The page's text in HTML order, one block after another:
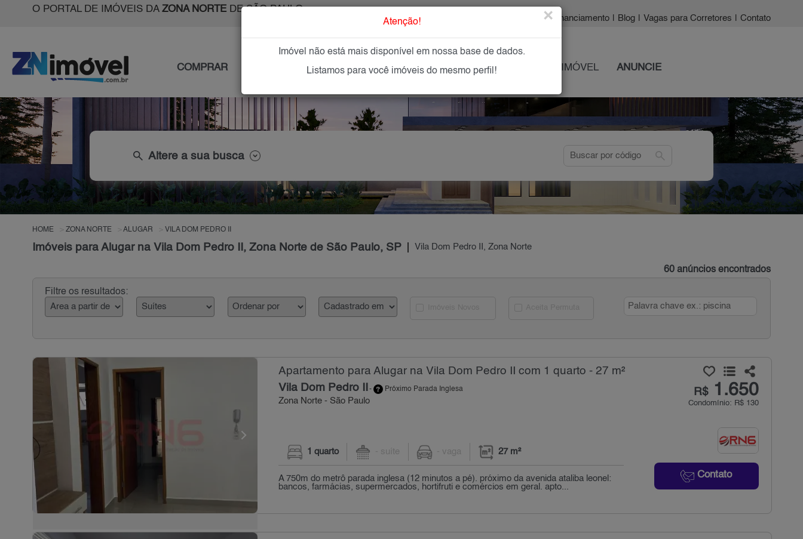
O PORTAL DE IMÓVEIS DA ZONA NORTEDE SÃO PAULO
| Financiamento Blog Vagas para Corretores Contato
COMPRAR IMÓVEIS NOVOS IMOBILIÁRIAS OFEREÇA SEU IMÓVEL ANUNCIE
search Altere a sua busca search
HOME ZONA NORTE ALUGAR VILA DOM PEDRO II
Imóveis para Alugar na Vila Dom Pedro II, Zona Norte de São Paulo, SP Vila Dom Pedro II, Zona Norte
60 anúncios encontrados
Filtre os resultados:
Apartamento para Alugar na Vila Dom Pedro II com 1 quarto - 27 m²
Vila Dom Pedro II - Próximo Parada Inglesa
Zona Norte - São Paulo
R$1.650
Condomínio: R$ 130
Contato
1 quarto - suíte - vaga 27 m²
A 750m do metrô parada inglesa (12 minutos a pé). próximo da avenida ataliba leonel:
bancos, farmácias, supermercados, hortifruti e comércios em geral. apto...
Atenção! ×
Imóvel não está mais disponível em nossa base de dados.
Listamos para você imóveis do mesmo perfil!